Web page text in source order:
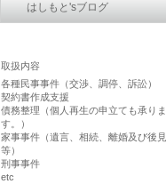
はしもと'sブログ
取扱内容
各種民事事件（交渉、調停、訴訟）
契約書作成支援
債務整理（個人再生の申立ても承りま
す。）
家事事件（遺言、相続、離婚及び後見
等）
刑事事件
etc